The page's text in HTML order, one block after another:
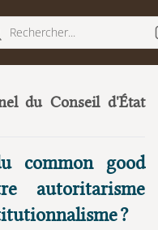
Rechercher...
du Conseil d'État
common good
autoritarisme
?